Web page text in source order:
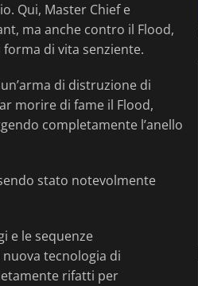
Qui, Master Chief e
ma anche contro il Flood,
di vita senziente.
di distruzione di
morire di fame il Flood,
completamente l’anello
stato notevolmente
e le sequenze
tecnologia di
rifatti per